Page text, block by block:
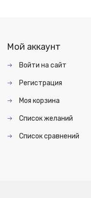
Мой аккаунт
Войти на сайт
Регистрация
Моя корзина
Список желаний
Список сравнений